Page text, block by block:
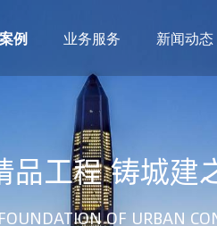
例
建筑设计
电力设计
农林设计
勘察资质
水利设计
风景园林
土地规划
业务服务 新闻动态
品工程 铸城建
OF URBAN